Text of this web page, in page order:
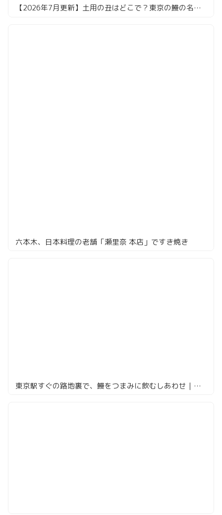
【2026年7月更新】土用の丑はどこで？東京の鰻の名店16選。共水・天然・江戸前まで食べ倒してきました！
六本木、日本料理の老舗「瀬里奈 本店」ですき焼き
東京駅すぐの路地裏で、鰻をつまみに飲むしあわせ｜八重洲 鰻 はし本